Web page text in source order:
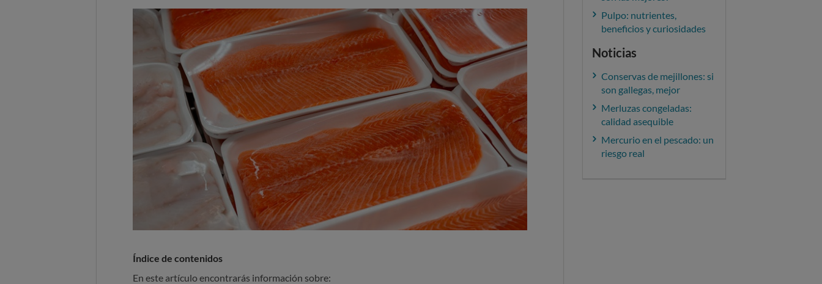
Índice de contenidos
En este artículo encontrarás información sobre:
Pulpo: nutrientes,
beneficios y curiosidades
Noticias
Conservas de mejillones: si
son gallegas, mejor
Merluzas congeladas:
calidad asequible
Mercurio en el pescado: un
riesgo real